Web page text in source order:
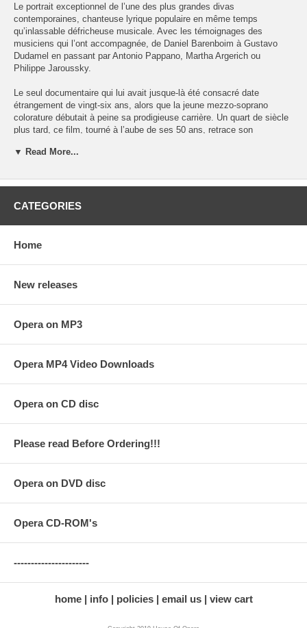
Le portrait exceptionnel de l’une des plus grandes divas
contemporaines, chanteuse lyrique populaire en même temps
qu’inlassable défricheuse musicale. Avec les témoignages des
musiciens qui l’ont accompagnée, de Daniel Barenboim à Gustavo
Dudamel en passant par Antonio Pappano, Martha Argerich ou
Philippe Jaroussky.
Le seul documentaire qui lui avait jusque-là été consacré date
étrangement de vingt-six ans, alors que la jeune mezzo-soprano
colorature débutait à peine sa prodigieuse carrière. Un quart de siècle
plus tard, ce film, tourné à l’aube de ses 50 ans, retrace son
l’incandescente cantatrice italienne, née à Rome en 1966, dans tous
coulisses. Dans ce portrait intime, l’artiste, interprète majeure de
inlassable exploratrice musicale, se livre en évoquant les étapes et
grandes divas actuelles, nourri aussi des témoignages des musiciens
qui l’ont accompagnée, de Daniel Barenboim à Gustavo Dudamel en
Pays : France Suisse Année : 2018
Click below for a preview.
▼ Read More...
CATEGORIES
Home
New releases
Opera on MP3
Opera MP4 Video Downloads
Opera on CD disc
Please read Before Ordering!!!
Opera on DVD disc
Opera CD-ROM's
----------------------
home info policies email us view cart